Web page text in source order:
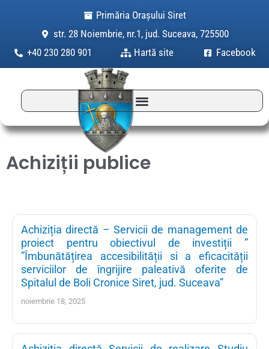
Primăria Orașului Siret
str. 28 Noiembrie, nr.1, jud. Suceava, 725500
+40 230 280 901
Hartă site Facebook
Achiziții publice
Achiziția directă – Servicii de management de
proiect pentru obiectivul de investiții ”
”Îmbunătățirea accesibilității si a eficacității
serviciilor de îngrijire paleativă oferite de
Spitalul de Boli Cronice Siret, jud. Suceava”
noiembrie 18, 2025